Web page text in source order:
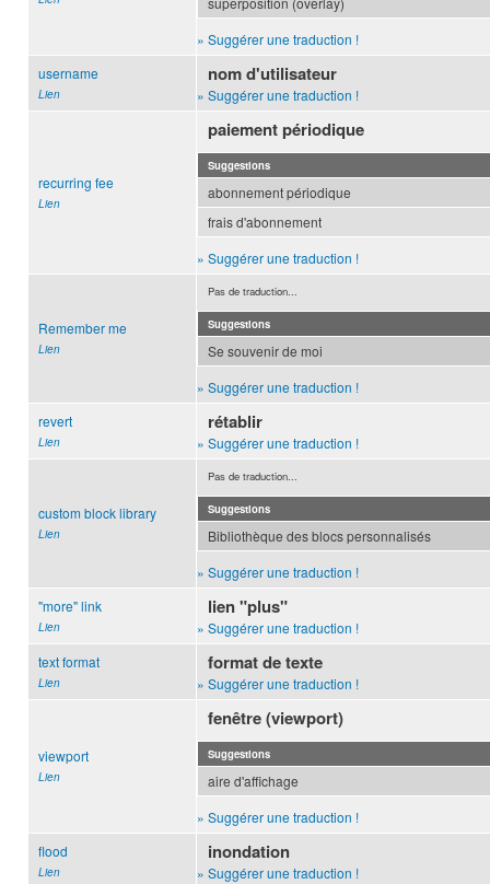
» Suggérer une traduction !
username
Lien
nom d'utilisateur
» Suggérer une traduction !
recurring fee
Lien
paiement périodique
Suggestions
abonnement périodique
frais d'abonnement
» Suggérer une traduction !
Remember me
Lien
Pas de traduction...
Suggestions
Se souvenir de moi
» Suggérer une traduction !
revert
Lien
rétablir
» Suggérer une traduction !
custom block library
Lien
Pas de traduction...
Suggestions
Bibliothèque des blocs personnalisés
» Suggérer une traduction !
"more" link
Lien
lien "plus"
» Suggérer une traduction !
text format
Lien
format de texte
» Suggérer une traduction !
viewport
Lien
fenêtre (viewport)
Suggestions
aire d'affichage
» Suggérer une traduction !
flood
Lien
inondation
» Suggérer une traduction !